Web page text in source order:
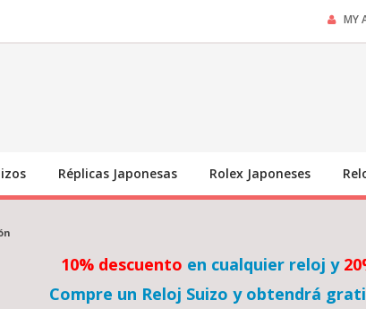
MY
Réplicas Japonesas Rolex Japoneses
10% descuento en cualquier reloj y
Compre un Reloj Suizo y obtendrá